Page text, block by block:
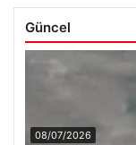
Güncel
08/07/2026